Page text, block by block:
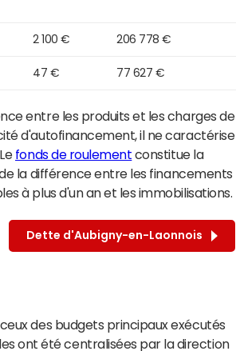
2 100 € 206 778 €
47 € 77 627 €
entre les produits et les charges de
d'autofinancement, il ne caractérise
fonds de roulement constitue la
la différence entre les financements
à plus d'un an et les immobilisations.
Dette d'Aubigny-en-Laonnois
des budgets principaux exécutés
ont été centralisées par la direction